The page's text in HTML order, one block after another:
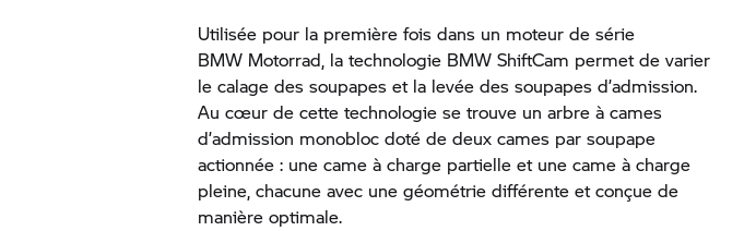
Utilisée pour la première fois dans un moteur de série
BMW Motorrad, la technologie BMW ShiftCam permet de varier
le calage des soupapes et la levée des soupapes d’admission.
Au cœur de cette technologie se trouve un arbre à cames
d’admission monobloc doté de deux cames par soupape
actionnée : une came à charge partielle et une came à charge
pleine, chacune avec une géométrie différente et conçue de
manière optimale.